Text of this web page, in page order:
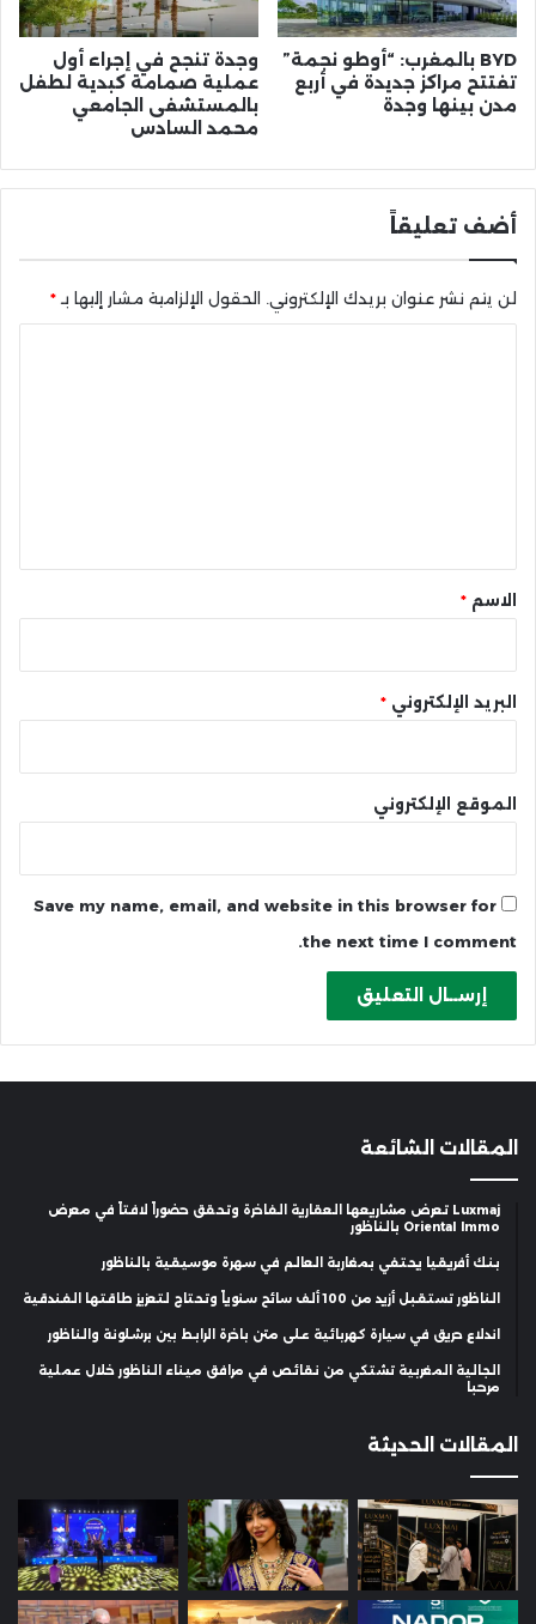
BYD بالمغرب: “أوطو نجمة”
تفتتح مراكز جديدة في أربع
مدن بينها وجدة
وجدة تنجح في إجراء أول
عملية صمامة كبدية لطفل
بالمستشفى الجامعي
محمد السادس
أضف تعليقاً
لن يتم نشر عنوان بريدك الإلكتروني. الحقول الإلزامية مشار إليها بـ*
* الاسم *
البريد الإلكتروني *
الموقع الإلكتروني
Save my name, email, and website in this browser for
the next time I comment.
المقالات الشائعة
Luxmaj تعرض مشاريعها العقارية الفاخرة وتحقق حضوراً لافتاً في معرض
Oriental Immo بالناظور
بنك أفريقيا يحتفي بمغاربة العالم في سهرة موسيقية بالناظور
الناظور تستقبل أزيد من 100 ألف سائح سنوياً وتحتاج لتعزيز طاقتها الفندقية
اندلاع حريق في سيارة كهربائية على متن باخرة الرابط بين برشلونة والناظور
الجالية المغربية تشتكي من نقائص في مرافق ميناء الناظور خلال عملية
مرحبا
المقالات الحديثة